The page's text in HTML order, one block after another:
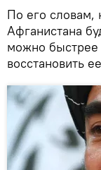
По его словам,
Афганистана
можно быстрее
восстановить